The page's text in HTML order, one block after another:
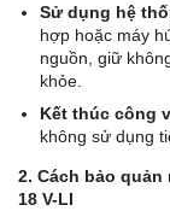
Sử dụng hệ
hợp hoặc máy
nguồn, giữ
khỏe.
Kết thúc công
không sử dụng
2. Cách bảo quản
18 V-LI